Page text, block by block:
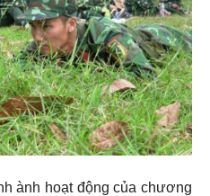
ành hoạt động của chương